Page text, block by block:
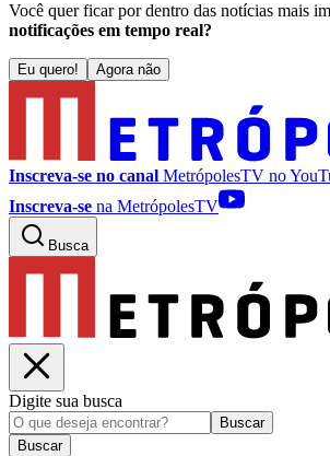
Você quer ficar por dentro das notícias mais
notificações em tempo real?
Eu quero! Agora não
Inscreva-se no canal MetrópolesTV no
Inscreva-se na MetrópolesTV
Busca
Digite sua busca
Buscar
Buscar